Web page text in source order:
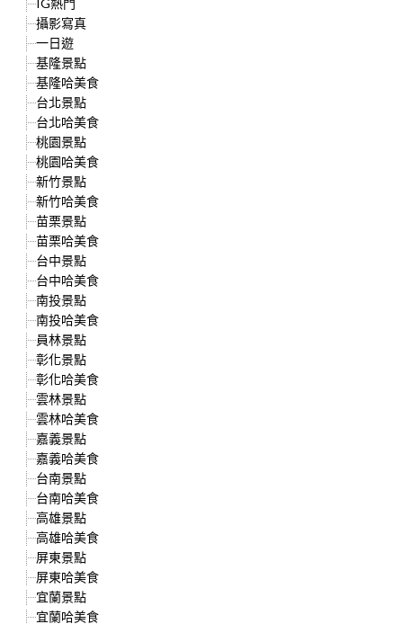
IG熱門
攝影寫真
一日遊
基隆景點
基隆哈美食
台北景點
台北哈美食
桃園景點
桃園哈美食
新竹景點
新竹哈美食
苗栗景點
苗栗哈美食
台中景點
台中哈美食
南投景點
南投哈美食
員林景點
彰化景點
彰化哈美食
雲林景點
雲林哈美食
嘉義景點
嘉義哈美食
台南景點
台南哈美食
高雄景點
高雄哈美食
屏東景點
屏東哈美食
宜蘭景點
宜蘭哈美食